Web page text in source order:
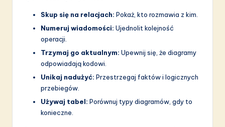
Skup się na relacjach: Pokaż, kto rozmawia z kim.
Numeruj wiadomości: Ujednolit kolejność
operacji.
Trzymaj go aktualnym: Upewnij się, że diagramy
odpowiadają kodowi.
Unikaj nadużyć: Przestrzegaj faktów i logicznych
przebiegów.
Używaj tabel: Porównuj typy diagramów, gdy to
konieczne.